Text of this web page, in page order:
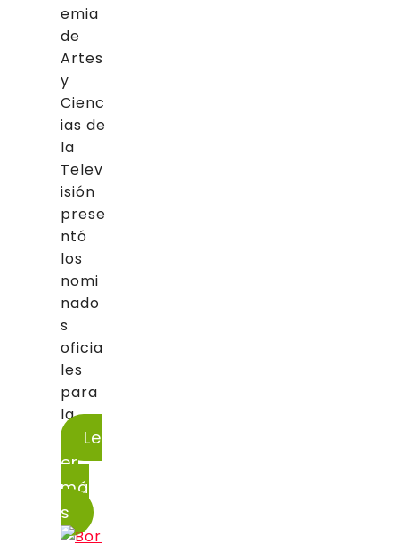
emia
de
Artes
y
Cienc
ias de
la
Telev
isión
prese
ntó
los
nomi
nado
s
oficia
les
para
la...
Le
er
má
s